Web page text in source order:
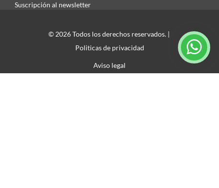
Suscripción al newsletter
© 2026 Todos los derechos reservados. |
Politicas de privacidad
Aviso legal